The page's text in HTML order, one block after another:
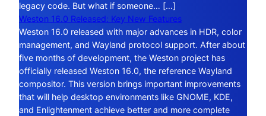
legacy code. But what if someone… […]
Weston 16.0 Released: Key New Features
Weston 16.0 released with major advances in HDR, color
management, and Wayland protocol support. After about
five months of development, the Weston project has
officially released Weston 16.0, the reference Wayland
compositor. This version brings important improvements
that will help desktop environments like GNOME, KDE,
and Enlightenment achieve better and more complete